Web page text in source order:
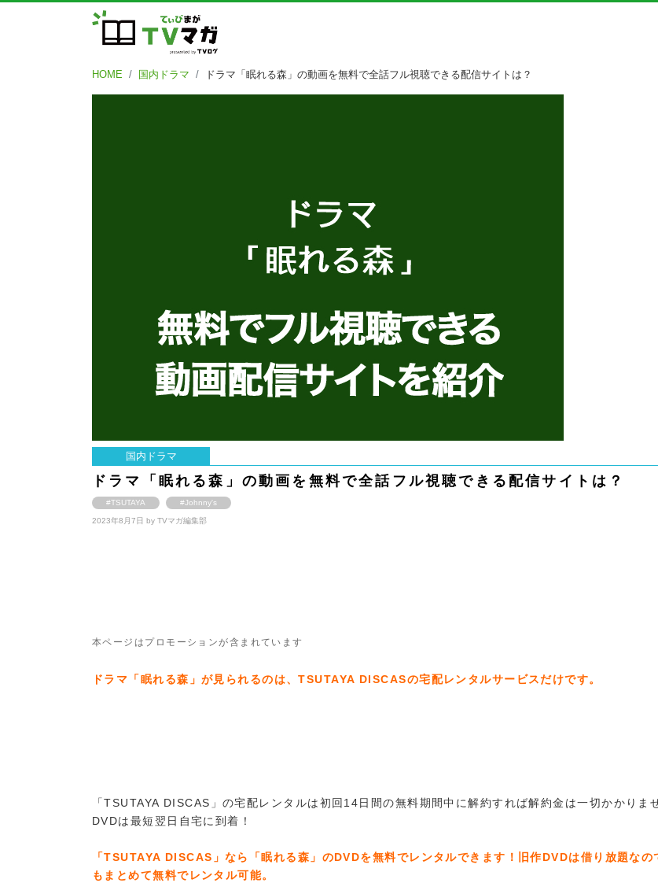
HOME 国内ドラマ ドラマ「眠れる森」の動画を無料で全話フル視聴できる配信サイトは？
国内ドラマ
ドラマ「眠れる森」の動画を無料で全話フル視聴できる配信サイトは？
#TSUTAYA #Johnny's
2023年8月7日 by TVマガ編集部
本ページはプロモーションが含まれています
ドラマ「眠れる森」が見られるのは、TSUTAYA DISCASの宅配レンタルサービスだけです。
「TSUTAYA DISCAS」の宅配レンタルは初回14日間の無料期間中に解約すれば解約金は一切かかりま
DVDは最短翌日自宅に到着！
「TSUTAYA DISCAS」なら「眠れる森」のDVDを無料でレンタルできます！旧作DVDは借り放題なの
もまとめて無料でレンタル可能。